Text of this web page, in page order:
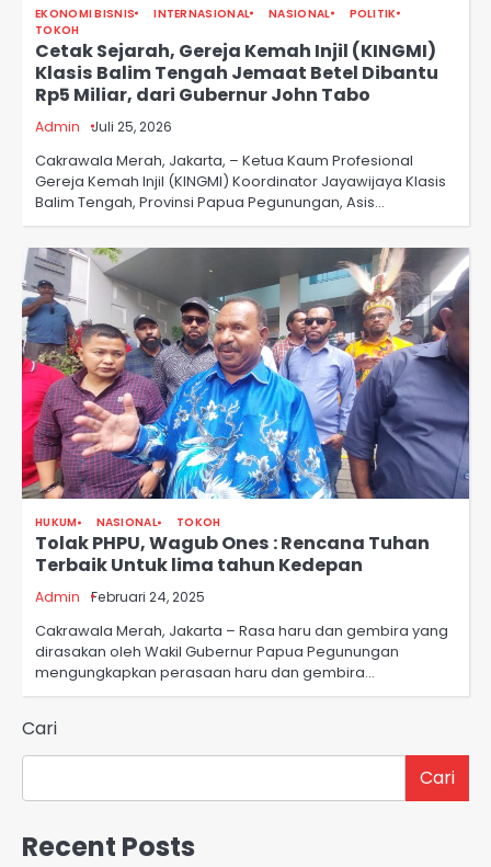
EKONOMI BISNIS INTERNASIONAL NASIONAL
POLITIK
TOKOH
Cetak Sejarah, Gereja Kemah Injil (KINGMI)
Klasis Balim Tengah Jemaat Betel Dibantu
Rp5 Miliar, dari Gubernur John Tabo
Admin Juli 25, 2026
Cakrawala Merah, Jakarta, – Ketua Kaum Profesional
Gereja Kemah Injil (KINGMI) Koordinator Jayawijaya Klasis
Balim Tengah, Provinsi Papua Pegunungan, Asis…
HUKUM NASIONAL TOKOH
Tolak PHPU, Wagub Ones : Rencana Tuhan
Terbaik Untuk lima tahun Kedepan
Admin Februari 24, 2025
Cakrawala Merah, Jakarta – Rasa haru dan gembira yang
dirasakan oleh Wakil Gubernur Papua Pegunungan
mengungkapkan perasaan haru dan gembira…
Cari
Cari
Recent Posts